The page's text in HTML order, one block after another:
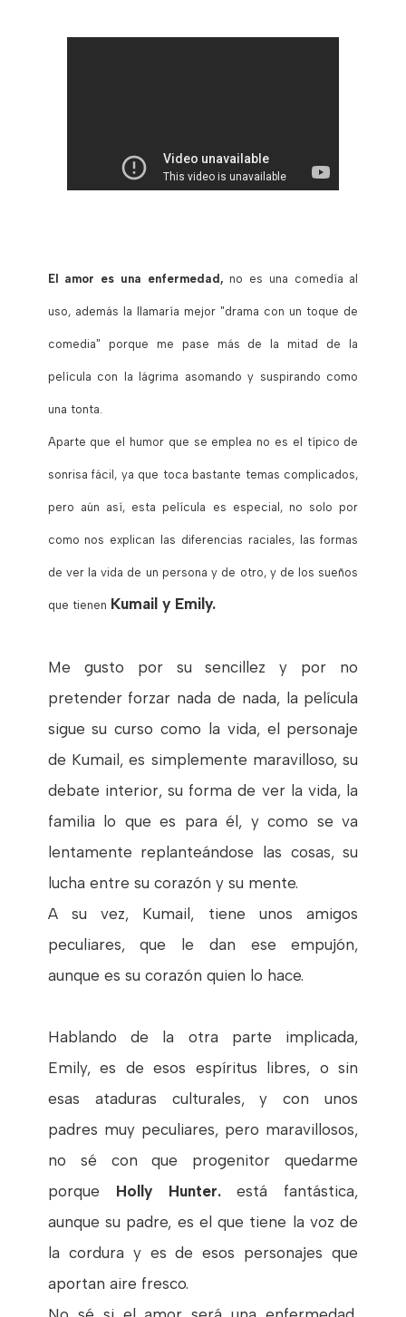
El amor es una enfermedad, no es una comedía al
uso, además la llamaría mejor "drama con un toque de
comedia" porque me pase más de la mitad de la
película con la lágrima asomando y suspirando como
una tonta.
Aparte que el humor que se emplea no es el típico de
sonrisa fácil, ya que toca bastante temas complicados,
pero aún así, esta película es especial, no solo por
como nos explican las diferencias raciales, las formas
de ver la vida de un persona y de otro, y de los sueños
que tienen Kumail y Emily.
Me gusto por su sencillez y por no
pretender forzar nada de nada, la película
sigue su curso como la vida, el personaje
de Kumail, es simplemente maravilloso, su
debate interior, su forma de ver la vida, la
familia lo que es para él, y como se va
lentamente replanteándose las cosas, su
lucha entre su corazón y su mente.
A su vez, Kumail, tiene unos amigos
peculiares, que le dan ese empujón,
aunque es su corazón quien lo hace.
Hablando de la otra parte implicada,
Emily, es de esos espíritus libres, o sin
esas ataduras culturales, y con unos
padres muy peculiares, pero maravillosos,
no sé con que progenitor quedarme
porque Holly Hunter.está fantástica,
aunque su padre, es el que tiene la voz de
la cordura y es de esos personajes que
aportan aire fresco.